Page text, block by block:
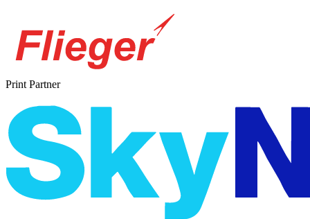
Print Partner